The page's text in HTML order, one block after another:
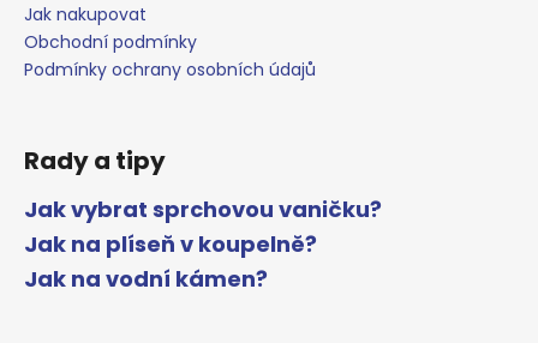
Jak nakupovat
Obchodní podmínky
Podmínky ochrany osobních údajů
Rady a tipy
Jak vybrat sprchovou vaničku?
Jak na plíseň v koupelně?
Jak na vodní kámen?